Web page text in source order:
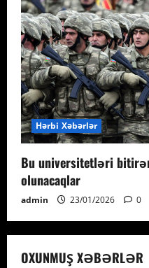
Hərbi Xəbərlər
Bu universitetləri
olunacaqlar
admin 23/01/2026 0
OXUNMUŞ XƏBƏRLƏR